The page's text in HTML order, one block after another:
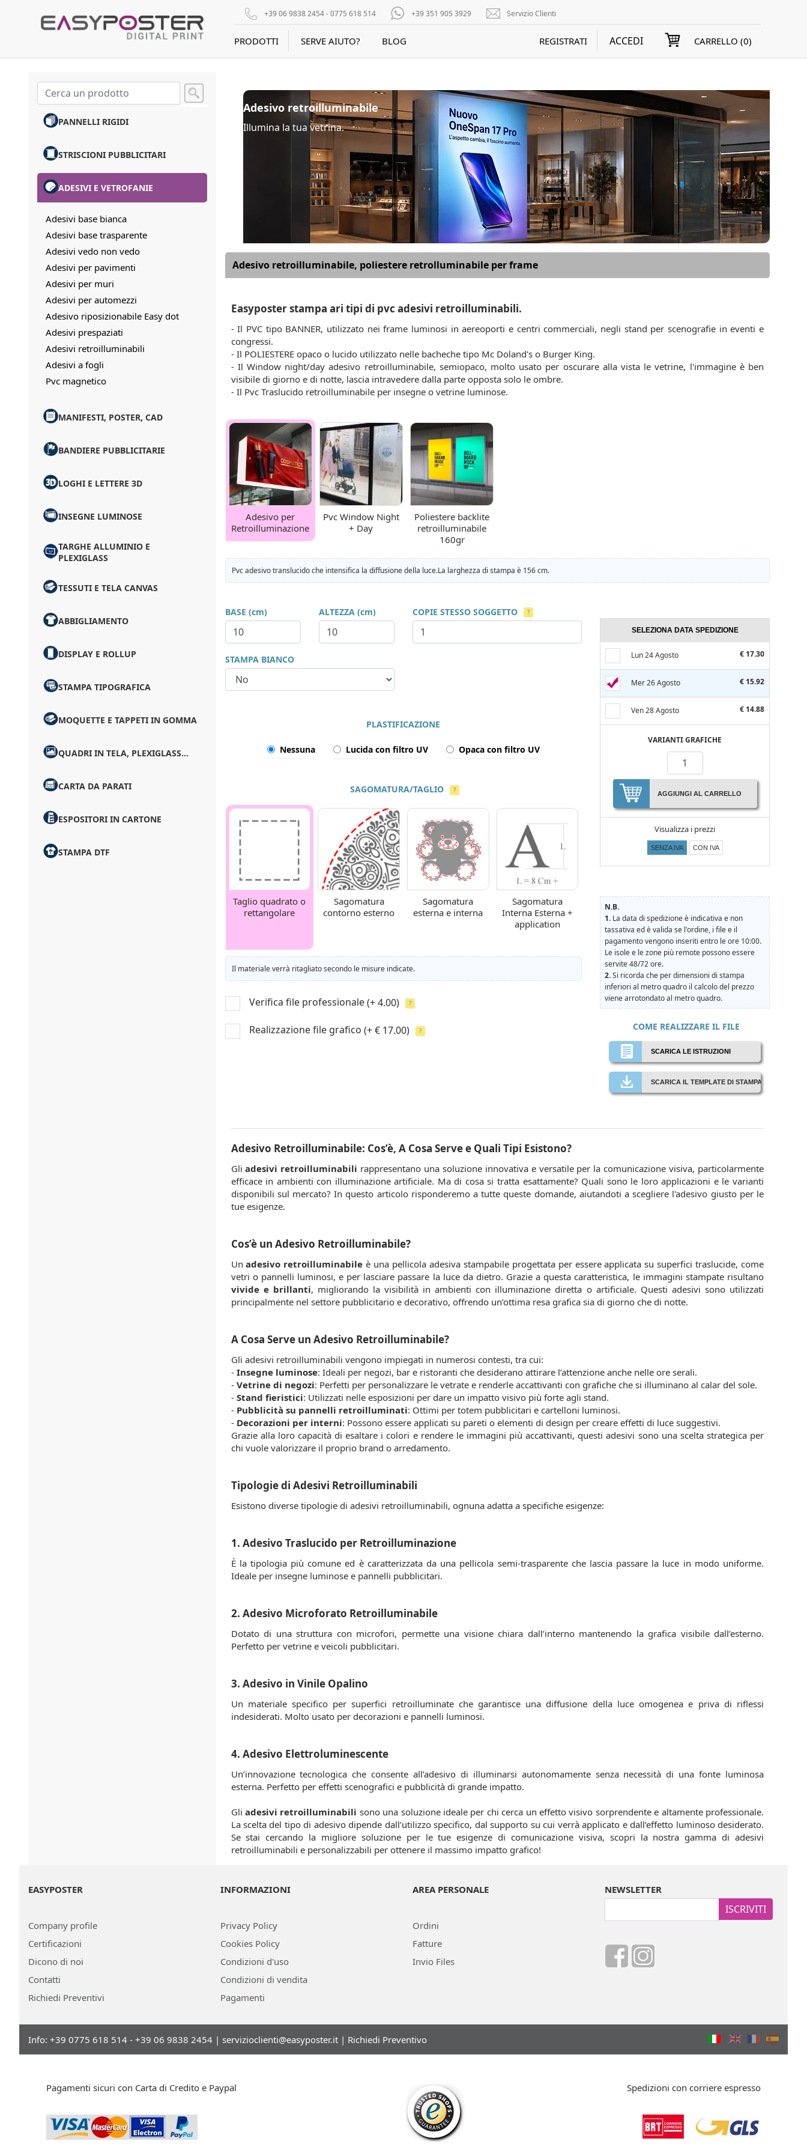
+39 06 9838 2454 - 0775 618 514 +39 351 905 3929 Servizio Clienti
PRODOTTI SERVE AIUTO? BLOG REGISTRATI ACCEDI CARRELLO (0)
PANNELLI RIGIDI
STRISCIONI PUBBLICITARI
ADESIVI E VETROFANIE
Adesivi base bianca
Adesivi base trasparente
Adesivi vedo non vedo
Adesivi per pavimenti
Adesivi per muri
Adesivi per automezzi
Adesivo riposizionabile Easy dot
Adesivi prespaziati
Adesivi retroilluminabili
Adesivi a fogli
Pvc magnetico
MANIFESTI, POSTER, CAD
BANDIERE PUBBLICITARIE
LOGHI E LETTERE 3D
INSEGNE LUMINOSE
TARGHE ALLUMINIO E
PLEXIGLASS
TESSUTI E TELA CANVAS
ABBIGLIAMENTO
DISPLAY E ROLLUP
STAMPA TIPOGRAFICA
MOQUETTE E TAPPETI IN GOMMA
QUADRI IN TELA, PLEXIGLASS...
CARTA DA PARATI
ESPOSITORI IN CARTONE
STAMPA DTF
Adesivo retroilluminabile
Illumina la tua vetrina.
Adesivo retroilluminabile, poliestere retrolluminabile per frame
Easyposter stampa ari tipi di pvc adesivi retroilluminabili.
- Il PVC tipo BANNER, utilizzato nei frame luminosi in aereoporti e centri commerciali, negli stand per scenografie in eventi e
congressi.
- Il POLIESTERE opaco o lucido utilizzato nelle bacheche tipo Mc Doland's o Burger King.
- Il Window night/day adesivo retroilluminabile, semiopaco, molto usato per oscurare alla vista le vetrine, l'immagine è ben
visibile di giorno e di notte, lascia intravedere dalla parte opposta solo le ombre.
- Il Pvc Traslucido retroilluminabile per insegne o vetrine luminose.
Adesivo per
Retroilluminazione
Pvc Window Night
+ Day
Poliestere backlite
retroilluminabile
160gr
Pvc adesivo translucido che intensifica la diffusione della luce.La larghezza di stampa è 156 cm.
BASE (cm) ALTEZZA (cm) COPIE STESSO SOGGETTO ?
STAMPA BIANCO
PLASTIFICAZIONE
Nessuna Lucida con filtro UV Opaca con filtro UV
SAGOMATURA/TAGLIO ?
Taglio quadrato o
rettangolare
Sagomatura
contorno esterno
Sagomatura
esterna e interna
Sagomatura
Interna Esterna +
application
Il materiale verrà ritagliato secondo le misure indicate.
Verifica file professionale (+ 4.00) ?
Realizzazione file grafico (+ € 17.00) ?
SELEZIONA DATA SPEDIZIONE
Lun 24 Agosto € 17.30
Mer 26 Agosto € 15.92
Ven 28 Agosto € 14.88
VARIANTI GRAFICHE
AGGIUNGI AL CARRELLO
Visualizza i prezzi
SENZA IVA CON IVA
N.B.
1. La data di spedizione è indicativa e non
tassativa ed è valida se l'ordine, i file e il
pagamento vengono inseriti entro le ore 10:00.
Le isole e le zone più remote possono essere
servite 48/72 ore.
2.Si ricorda che per dimensioni di stampa
inferiori al metro quadro il calcolo del prezzo
viene arrotondato al metro quadro.
COME REALIZZARE IL FILE
SCARICA LE ISTRUZIONI
SCARICA IL TEMPLATE DI STAMPA
Adesivo Retroilluminabile: Cos’è, A Cosa Serve e Quali Tipi Esistono?
Gliadesivi retroilluminabili rappresentano una soluzione innovativa e versatile per la comunicazione visiva, particolarmente
efficace in ambienti con illuminazione artificiale. Ma di cosa si tratta esattamente? Quali sono le loro applicazioni e le varianti
disponibili sul mercato? In questo articolo risponderemo a tutte queste domande, aiutandoti a scegliere l'adesivo giusto per le
tue esigenze.
Cos’è un Adesivo Retroilluminabile?
Unadesivo retroilluminabile è una pellicola adesiva stampabile progettata per essere applicata su superfici traslucide, come
vetri o pannelli luminosi, e per lasciare passare la luce da dietro. Grazie a questa caratteristica, le immagini stampate risultano
vivide e brillanti, migliorando la visibilità in ambienti con illuminazione diretta o artificiale. Questi adesivi sono utilizzati
principalmente nel settore pubblicitario e decorativo, offrendo un’ottima resa grafica sia di giorno che di notte.
A Cosa Serve un Adesivo Retroilluminabile?
Gli adesivi retroilluminabili vengono impiegati in numerosi contesti, tra cui:
- Insegne luminose: Ideali per negozi, bar e ristoranti che desiderano attirare l’attenzione anche nelle ore serali.
- Vetrine di negozi: Perfetti per personalizzare le vetrate e renderle accattivanti con grafiche che si illuminano al calar del sole.
- Stand fieristici: Utilizzati nelle esposizioni per dare un impatto visivo più forte agli stand.
- Pubblicità su pannelli retroilluminati: Ottimi per totem pubblicitari e cartelloni luminosi.
- Decorazioni per interni: Possono essere applicati su pareti o elementi di design per creare effetti di luce suggestivi.
Grazie alla loro capacità di esaltare i colori e rendere le immagini più accattivanti, questi adesivi sono una scelta strategica per
chi vuole valorizzare il proprio brand o arredamento.
Tipologie di Adesivi Retroilluminabili
Esistono diverse tipologie di adesivi retroilluminabili, ognuna adatta a specifiche esigenze:
1. Adesivo Traslucido per Retroilluminazione
È la tipologia più comune ed è caratterizzata da una pellicola semi-trasparente che lascia passare la luce in modo uniforme.
Ideale per insegne luminose e pannelli pubblicitari.
2. Adesivo Microforato Retroilluminabile
Dotato di una struttura con microfori, permette una visione chiara dall’interno mantenendo la grafica visibile dall’esterno.
Perfetto per vetrine e veicoli pubblicitari.
3. Adesivo in Vinile Opalino
Un materiale specifico per superfici retroilluminate che garantisce una diffusione della luce omogenea e priva di riflessi
indesiderati. Molto usato per decorazioni e pannelli luminosi.
4. Adesivo Elettroluminescente
Un’innovazione tecnologica che consente all’adesivo di illuminarsi autonomamente senza necessità di una fonte luminosa
esterna. Perfetto per effetti scenografici e pubblicità di grande impatto.
Gli adesivi retroilluminabili sono una soluzione ideale per chi cerca un effetto visivo sorprendente e altamente professionale.
La scelta del tipo di adesivo dipende dall’utilizzo specifico, dal supporto su cui verrà applicato e dall’effetto luminoso desiderato.
Se stai cercando la migliore soluzione per le tue esigenze di comunicazione visiva, scopri la nostra gamma di adesivi
retroilluminabili e personalizzabili per ottenere il massimo impatto grafico!
EASYPOSTER
Company profile
Certificazioni
Dicono di noi
Contatti
Richiedi Preventivi
INFORMAZIONI
Privacy Policy
Cookies Policy
Condizioni d'uso
Condizioni di vendita
Pagamenti
AREA PERSONALE
Ordini
Fatture
Invio Files
NEWSLETTER
ISCRIVITI
Info: +39 0775 618 514 - +39 06 9838 2454 | servizioclienti@easyposter.it | Richiedi Preventivo
Pagamenti sicuri con Carta di Credito e Paypal Spedizioni con corriere espresso